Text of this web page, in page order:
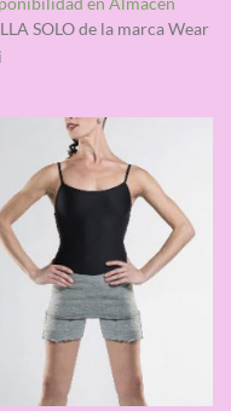
4.25
en Almacén
SOLOde la marca Wear